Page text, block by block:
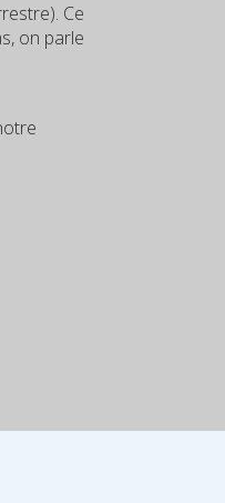
Ce
on parle